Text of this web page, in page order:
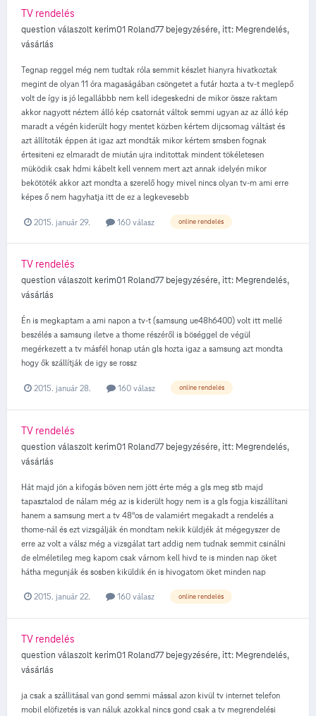
TV rendelés
question válaszolt kerim01 Roland77 bejegyzésére, itt: Megrendelés,
vásárlás
Tegnap reggel még nem tudtak róla semmit készlet hianyra hivatkoztak
megint de olyan 11 óra magaságában csöngetet a futár hozta a tv-t meglepő
volt de így is jó legallábbb nem kell idegeskedni de mikor össze raktam
akkor nagyott néztem álló kép csatornát váltok semmi ugyan az az álló kép
maradt a végén kiderült hogy mentet közben kértem dijcsomag váltást és
azt állítoták éppen át igaz azt mondták mikor kértem smsben fognak
értesiteni ez elmaradt de miután ujra inditottak mindent tökéletesen
müködik csak hdmi kábelt kell vennem mert azt annak idelyén mikor
bekötöték akkor azt mondta a szerelő hogy mivel nincs olyan tv-m ami erre
képes ő nem hagyhatja itt de ez a legkevesebb
2015. január 29. 160 válasz online rendelés
TV rendelés
question válaszolt kerim01 Roland77 bejegyzésére, itt: Megrendelés,
vásárlás
Én is megkaptam a ami napon a tv-t (samsung ue48h6400) volt itt mellé
beszélés a samsung iletve a thome részéről is böséggel de végül
megérkezett a tv másfél honap után gls hozta igaz a samsung azt mondta
hogy ők szállítják de igy se rossz
2015. január 28. 160 válasz online rendelés
TV rendelés
question válaszolt kerim01 Roland77 bejegyzésére, itt: Megrendelés,
vásárlás
Hát majd jön a kifogás böven nem jött érte még a gls meg stb majd
tapasztalod de nálam még az is kiderült hogy nem is a gls fogja kiszállítani
hanem a samsung mert a tv 48"os de valamiért megakadt a rendelés a
thome-nál és ezt vizsgálják én mondtam nekik küldjék át mégegyszer de
erre az volt a válsz még a vizsgálat tart addig nem tudnak semmit csinálni
de elméletileg meg kapom csak várnom kell hivd te is minden nap öket
hátha megunják és sosben kiküldik én is hivogatom öket minden nap
2015. január 22. 160 válasz online rendelés
TV rendelés
question válaszolt kerim01 Roland77 bejegyzésére, itt: Megrendelés,
vásárlás
ja csak a szállitásal van gond semmi mással azon kivül tv internet telefon
mobil elöfizetés is van náluk azokkal nincs gond csak a tv megrendelési